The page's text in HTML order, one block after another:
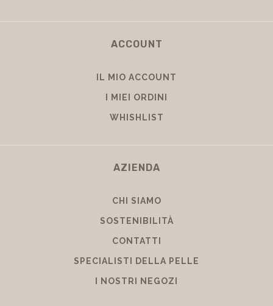
ACCOUNT
IL MIO ACCOUNT
I MIEI ORDINI
WHISHLIST
AZIENDA
CHI SIAMO
SOSTENIBILITÀ
CONTATTI
SPECIALISTI DELLA PELLE
I NOSTRI NEGOZI